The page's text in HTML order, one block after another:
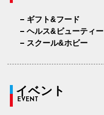
ギフト&フード
ヘルス&ビューティー
スクール&ホビー
イベント
EVENT